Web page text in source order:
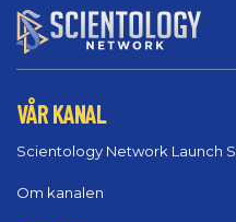
VÅR KANAL
Scientology Network Launch
Om kanalen